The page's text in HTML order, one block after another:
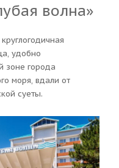
волна»
удобно
зоне города
моря, вдали от
суеты.